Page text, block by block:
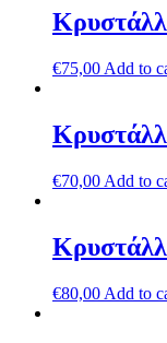
€75,00 Add to
€70,00 Add to
€80,00 Add to